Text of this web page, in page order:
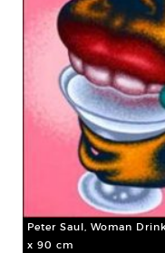
Peter Saul, Woman
x 90 cm